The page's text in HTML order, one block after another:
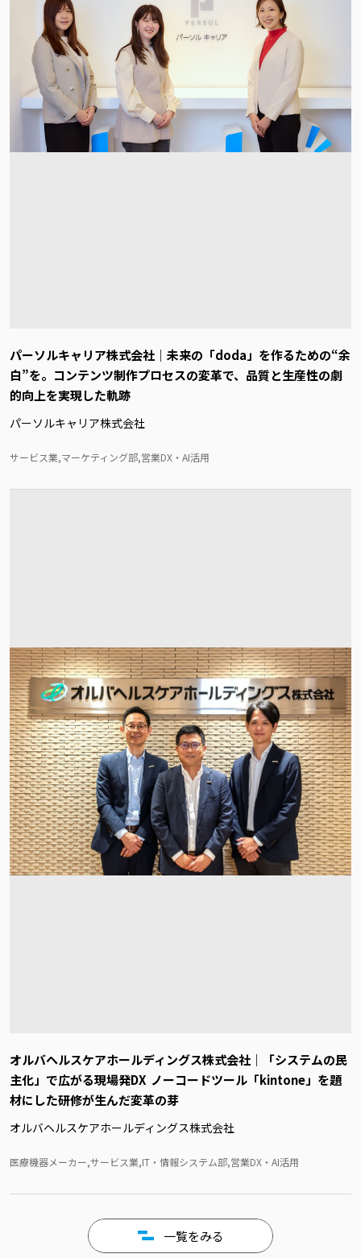
パーソルキャリア株式会社｜未来の「doda」を作るための“余
白”を。コンテンツ制作プロセスの変革で、品質と生産性の劇
的向上を実現した軌跡
パーソルキャリア株式会社
サービス業,マーケティング部,営業DX・AI活用
オルバヘルスケアホールディングス株式会社｜「システムの民
主化」で広がる現場発DX ―― ノーコードツール「kintone」を題
材にした研修が生んだ変革の芽
オルバヘルスケアホールディングス株式会社
医療機器メーカー,サービス業,IT・情報システム部,営業DX・AI活用
一覧をみる